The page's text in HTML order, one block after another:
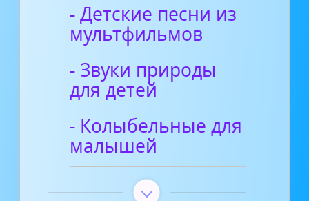
- Детские песни из
мультфильмов
- Звуки природы
для детей
- Колыбельные для
малышей